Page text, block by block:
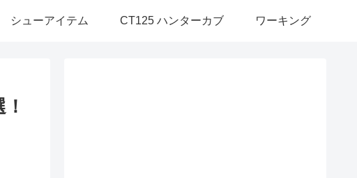
シューアイテム CT125 ハンターカブ ワーキング